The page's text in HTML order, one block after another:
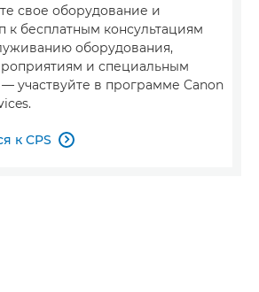
свое оборудование и
к бесплатным консультациям
оборудования,
и специальным
участвуйте в программе Canon
к CPS 